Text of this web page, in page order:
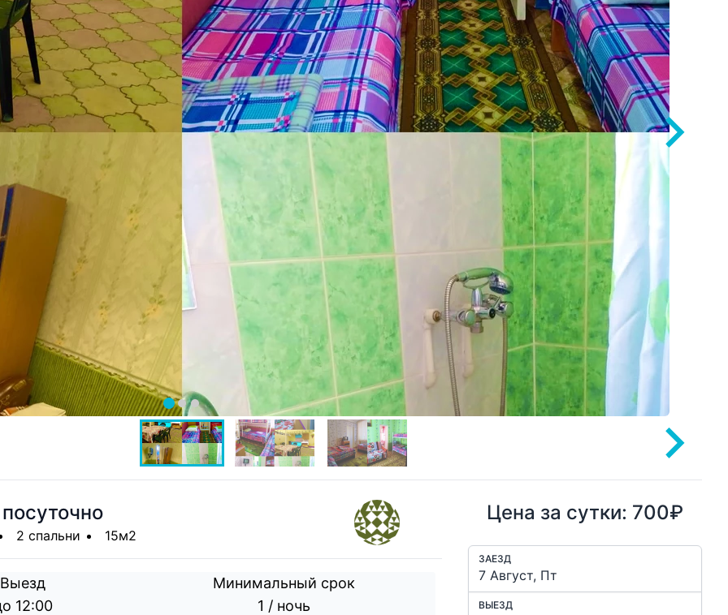
2 спальни 15м2
Выезд
12:00
Минимальный срок
1 / ночь
Цена за сутки: 700₽
ЗАЕЗД
ВЫЕЗД